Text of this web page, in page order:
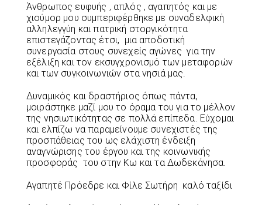
Άνθρωπος ευφυής , απλός , αγαπητός και με
χιούμορ μου συμπεριφέρθηκε με συναδελφική
αλληλεγγύη και πατρική στοργικότητα
επιστεγάζοντας έτσι, μια αποδοτική
συνεργασία στους συνεχείς αγώνες για την
εξέλιξη και τον εκσυγχρονισμό των μεταφορών
και των συγκοινωνιών στα νησιά μας.
Δυναμικός και δραστήριος όπως πάντα,
μοιράστηκε μαζί μου το όραμα του για το μέλλον
της νησιωτικότητας σε πολλά επίπεδα. Εύχομαι
και ελπίζω να παραμείνουμε συνεχιστές της
προσπάθειας του ως ελάχιστη ένδειξη
αναγνώρισης του έργου και της κοινωνικής
προσφοράς του στην Κω και τα Δωδεκάνησα.
Αγαπητέ Πρόεδρε και Φίλε Σωτήρη καλό ταξίδι